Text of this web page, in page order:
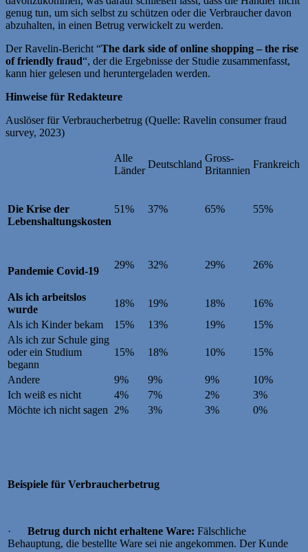
genug tun, um sich selbst zu schützen oder die Verbraucher davon
abzuhalten, in einen Betrug verwickelt zu werden.
Der Ravelin-Bericht “The dark side of online shopping – the rise
of friendly fraud“, der die Ergebnisse der Studie zusammenfasst,
kann hier gelesen und heruntergeladen werden.
Hinweise für Redakteure
Auslöser für Verbraucherbetrug (Quelle: Ravelin consumer fraud
survey, 2023)
Alle
Länder
Deutschland
Gross-
Britannien
Frankreich
Die Krise der
Lebenshaltungskosten
51% 37% 65% 55%
Pandemie Covid-19
29% 32% 29% 26%
Als ich arbeitslos
wurde
18% 19% 18%
16%
Als ich Kinder bekam
15% 13% 19%
15%
Als ich zur Schule ging
oder ein Studium
begann
15% 18% 10% 15%
Andere 9% 9% 9%
10%
Ich weiß es nicht
4% 7% 2%
3%
Möchte ich nicht sagen
2% 3% 3% 0%
Beispiele für Verbraucherbetrug
· Betrug durch nicht erhaltene Ware: Fälschliche
Behauptung, die bestellte Ware sei nie angekommen. Der Kunde